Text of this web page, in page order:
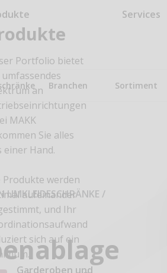
Portfolio bietet
an
MAKK
Sie alles
einer Hand.
Produkte werden
aufeinander
und Ihr
sich auf ein
Garderoben und
Services
Branchen Sortiment
UMKLEIDESCHRÄNKE /